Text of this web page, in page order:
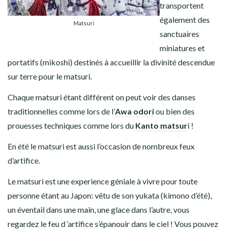
Matsuri
transportent
également des
sanctuaires
miniatures et
portatifs (mikoshi) destinés à accueillir la divinité descendue
sur terre pour le matsuri.
Chaque matsuri étant différent on peut voir des danses
traditionnelles comme lors de l’Awa odoriou bien des
prouesses techniques comme lors du Kanto matsuri !
En été le matsuri est aussi l’occasion de nombreux feux
d’artifice.
Le matsuri est une experience géniale à vivre pour toute
personne étant au Japon: vêtu de son yukata (kimono d’été),
un éventail dans une main, une glace dans l’autre, vous
regardez le feu d ‘artifice s’épanouir dans le ciel ! Vous pouvez